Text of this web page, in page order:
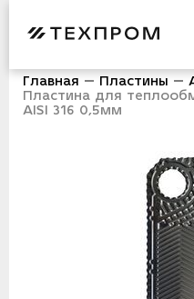
Главная Пластины
Пластина для
AISI 316 0,5мм